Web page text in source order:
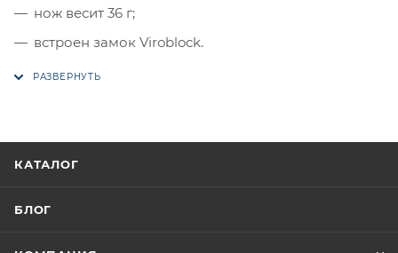
нож весит 36 г;
встроен замок Viroblock.
КАТАЛОГ
БЛОГ